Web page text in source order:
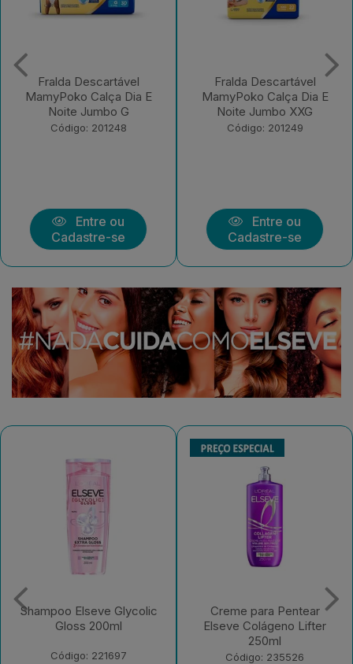
Fralda Descartável
MamyPoko Calça Dia E
Noite Jumbo XXG
Código: 201249
Entre ou
Cadastre-se
Fralda Descartável
MamyPoko Calça Dia E
Noite Jumbo XG
Código: 201250
Entre ou
Cadastre-se
Creme para Pentear
Elseve Colágeno Lifter
Código: 235526
Shampoo Elseve Óleo
Extraordinário Nutrição -
200ml
Código: 175519